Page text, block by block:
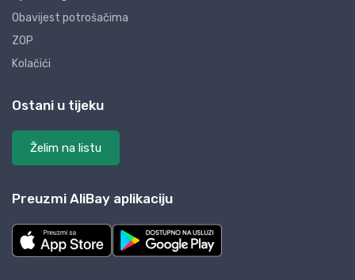
Obavijest potrošačima
ZOP
Kolačići
Ostani u tijeku
Želim na listu
Preuzmi AliBay aplikaciju